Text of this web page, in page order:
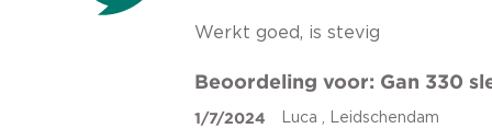
Werkt goed, is stevig
Beoordeling voor: Gan 330
1/7/2024 Luca , Leidschendam